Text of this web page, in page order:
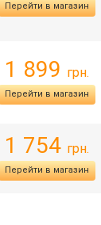
Перейти в магазин
1 899 грн.
Перейти в магазин
1 754 грн.
Перейти в магазин